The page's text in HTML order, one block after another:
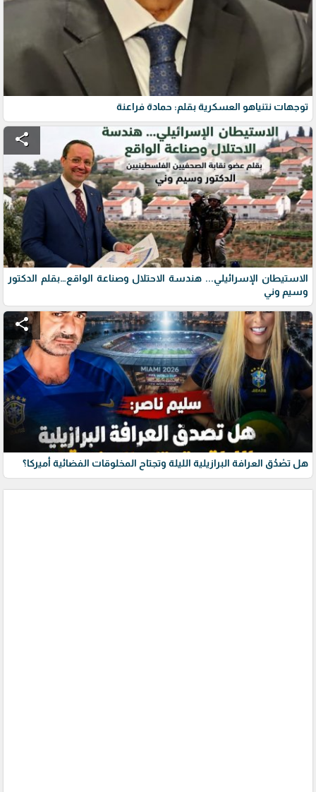
توجهات نتنياهو العسكرية بقلم: حمادة فراعنة
share
الاستيطان الإسرائيلي... هندسة الاحتلال وصناعة الواقع…بقلم الدكتور
وسيم وني
share
هل تصْدُق العرافة البرازيلية الليلة وتجتاح المخلوقات الفضائية أميركا؟